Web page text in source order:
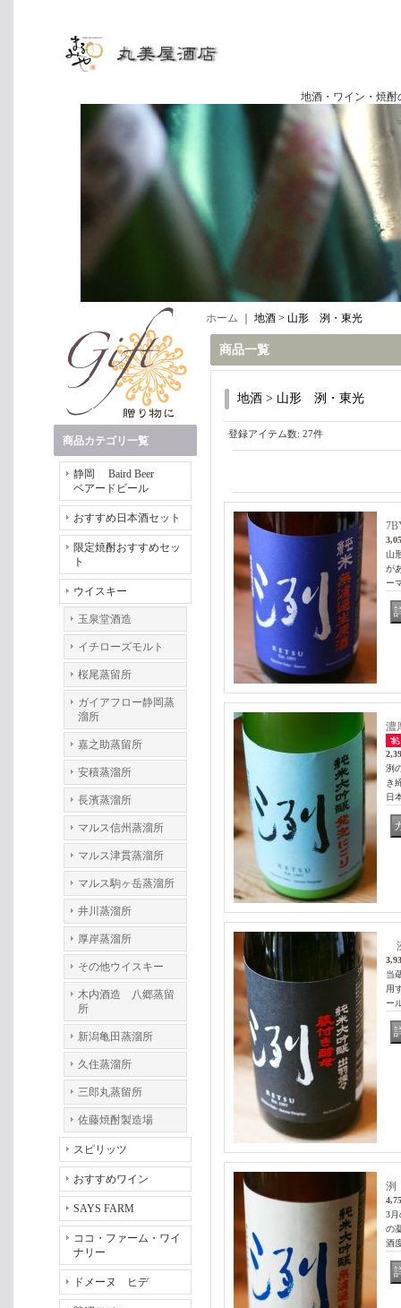
地酒・ワイン・焼酎の専門店
商品カテゴリ一覧
静岡 Baird Beer
ベアードビール
おすすめ日本酒セット
限定焼酎おすすめセッ
ト
ウイスキー
玉泉堂酒造
イチローズモルト
桜尾蒸留所
ガイアフロー静岡蒸
溜所
嘉之助蒸留所
安積蒸溜所
長濱蒸溜所
マルス信州蒸溜所
マルス津貫蒸溜所
マルス駒ヶ岳蒸溜所
井川蒸溜所
厚岸蒸溜所
その他ウイスキー
木内酒造 八郷蒸留
所
新潟亀田蒸溜所
久住蒸溜所
三郎丸蒸留所
佐藤焼酎製造場
スピリッツ
おすすめワイン
SAYS FARM
ココ・ファーム・ワイ
ナリー
ドメーヌ ヒデ
ホーム 地酒 > 山形 洌・東光
商品一覧
地酒 > 山形 洌・東光
登録アイテム数: 27件
山
が
ー
濃
洌
き
日
当
用
ー
洌
3
の
酒